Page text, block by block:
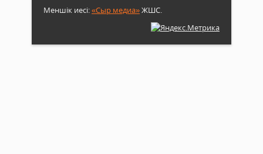
Меншік иесі:«Сыр медиа»ЖШС.